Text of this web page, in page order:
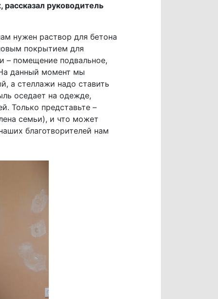
руководитель
нужен раствор для бетона
покрытием для
– помещение подвальное,
данный момент мы
а стеллажи надо ставить
оседает на одежде,
Только представьте –
семьи), и что может
благотворителей нам